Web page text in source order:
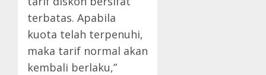
terbatas. Apabila
kuota telah terpenuhi,
maka tarif normal akan
kembali berlaku,”